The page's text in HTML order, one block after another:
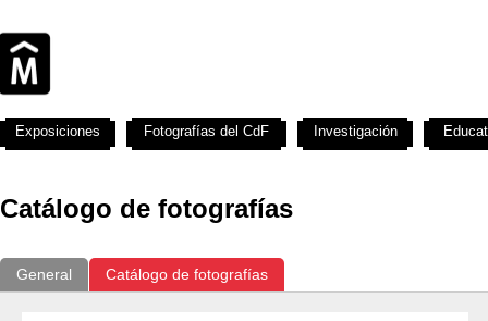
Catálogo de fotografías
General Catálogo de fotografías
Exposiciones Fotografías del CdF Investigación